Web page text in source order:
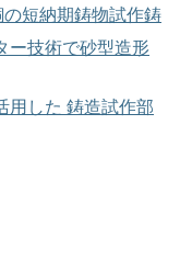
短納期鋳物試作鋳
ー技術で砂型造形
用した 鋳造試作部